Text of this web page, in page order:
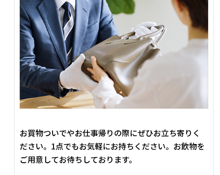
お買物ついでやお仕事帰りの際にぜひお立ち寄りく
ださい。1点でもお気軽にお持ちください。お飲物を
ご用意してお待ちしております。